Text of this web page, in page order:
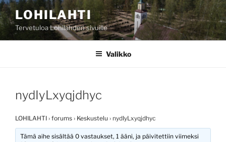
Siirry
sisältöönLOHILAHTI
Tervetuloa Lohilahden sivuille
Valikko
nydIyLxyqjdhyc
LOHILAHTI › forums › Keskustelu › nydIyLxyqjdhyc
Tämä aihe sisältää 0 vastaukset, 1 ääni, ja päivitettiin viimeksi